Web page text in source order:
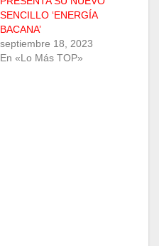
SENCILLO ‘ENERGÍA
BACANA’
septiembre 18, 2023
En «Lo Más TOP»